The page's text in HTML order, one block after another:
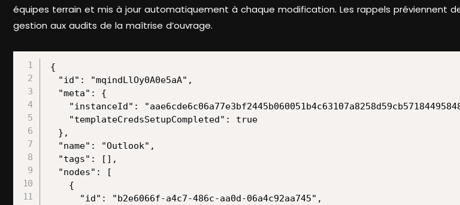
équipes terrain et mis à jour automatiquement à chaque modification. Les rappels préviennent
gestion aux audits de la maîtrise d’ouvrage.
{
  "id": "mqindLlOy0A0e5aA",
  "meta": {
"instanceId":
    "templateCredsSetupCompleted": true
  },
  "name": "Outlook",
  "tags": [],
  "nodes": [
    {
      "id": "b2e6066f-a4c7-486c-aa0d-06a4c92aa745",